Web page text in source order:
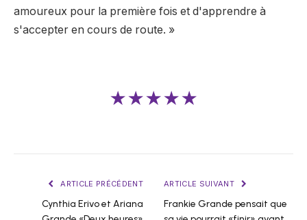
amoureux pour la première fois et d'apprendre à
s'accepter en cours de route. »
★★★★★
ARTICLE PRÉCÉDENT
Cynthia Erivo et Ariana
ARTICLE SUIVANT
Frankie Grande pensait que